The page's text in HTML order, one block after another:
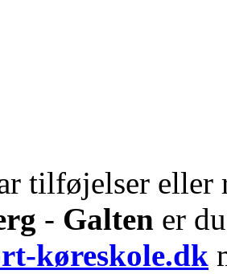
tilføjelser eller
- Galten er
køreskole.dk